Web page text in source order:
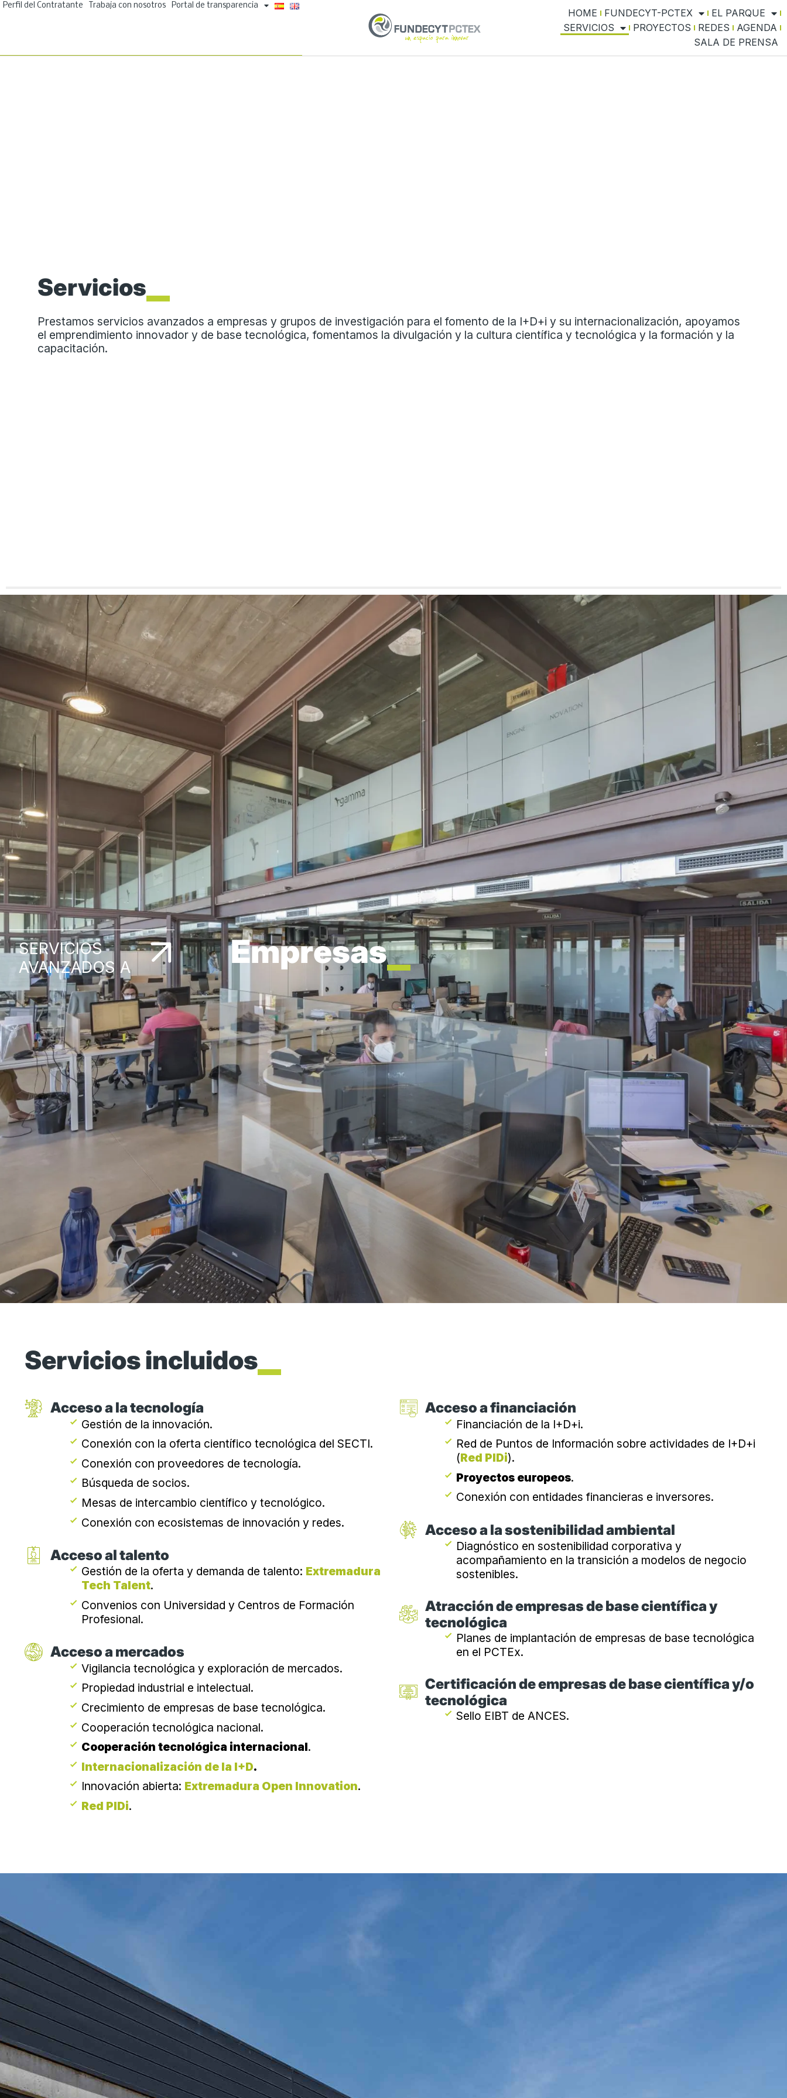
IrPerfil del Contratante Trabaja con nosotros Portal de transparencia
HOME FUNDECYT-PCTEX
EL PARQUE
SERVICIOS
PROYECTOS REDES
AGENDA
SALA DE PRENSA
Servicios
Prestamos servicios avanzados a empresas y grupos de investigación para el fomento de la I+D+i y su internacionalización, apoyamos
el emprendimiento innovador y de base tecnológica, fomentamos la divulgación y la cultura científica y tecnológica y la formación y la
capacitación.
SERVICIOS
AVANZADOS A
Empresas
Serviciosincluidos
Acceso a la tecnología
Gestión de la innovación.
Conexión con la oferta científico tecnológica del SECTI.
Conexión con proveedores de tecnología.
Búsqueda de socios.
Mesas de intercambio científico y tecnológico.
Conexión con ecosistemas de innovación y redes.
Acceso al talento
Gestión de la oferta y demanda de talento: Extremadura
Tech Talent.
Convenios con Universidad y Centros de Formación
Profesional.
Acceso a mercados
Vigilancia tecnológica y exploración de mercados.
Propiedad industrial e intelectual.
Crecimiento de empresas de base tecnológica.
Cooperación tecnológica nacional.
Cooperación tecnológica internacional.
Internacionalización de la I+D.
Innovación abierta: Extremadura Open Innovation.
Red PIDi.
Acceso a financiación
Financiación de la I+D+i.
Red de Puntos de Información sobre actividades de I+D+i
(Red PIDi).
Proyectos europeos.
Conexión con entidades financieras e inversores.
Acceso a la sostenibilidad ambiental
Diagnóstico en sostenibilidad corporativa y
acompañamiento en la transición a modelos de negocio
sostenibles.
Atracción de empresas de base científica y
tecnológica
Planes de implantación de empresas de base tecnológica
en el PCTEx.
Certificación de empresas de base científica y/o
tecnológica
Sello EIBT de ANCES.